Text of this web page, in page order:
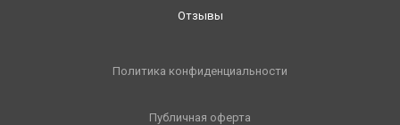
Отзывы
Политика конфиденциальности
Публичная оферта